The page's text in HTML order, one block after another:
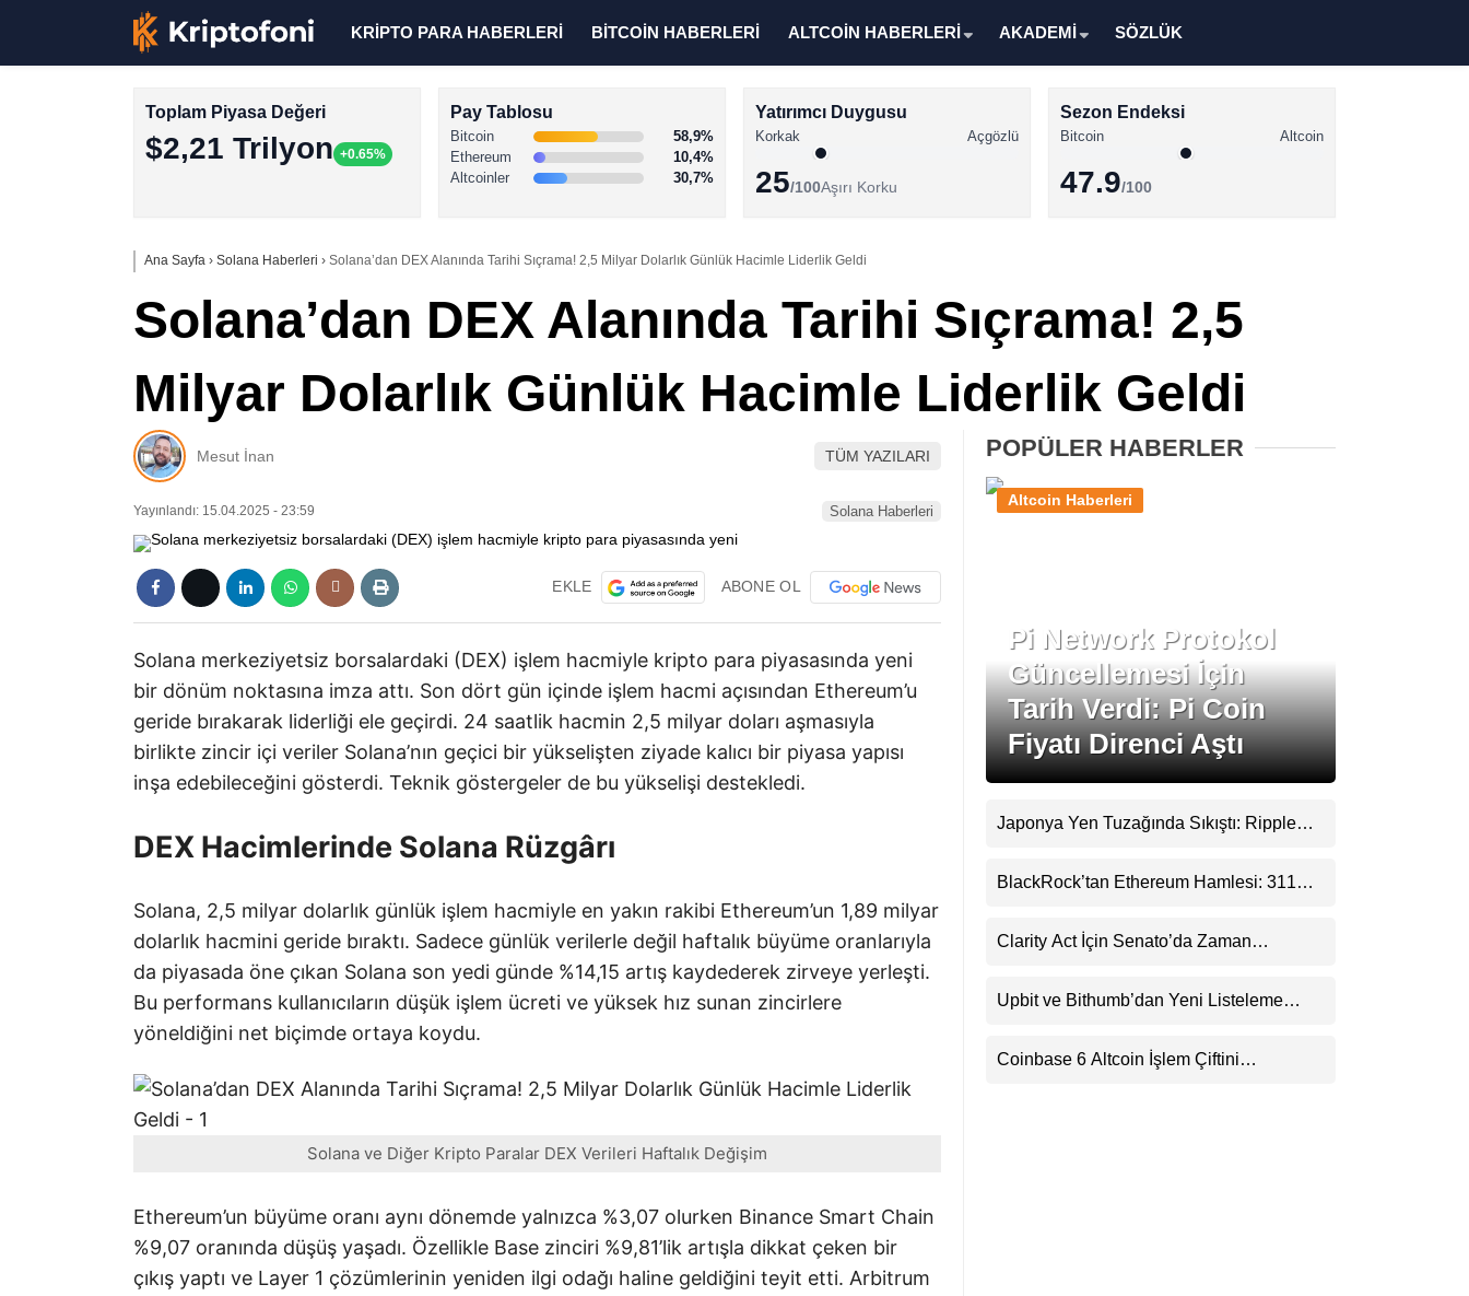
Altcoin Haberleri
Solana Haberleri
XRP Haberleri
KRİPTO PARA HABERLERİ BİTCOİN HABERLERİ ALTCOİN HABERLERİ AKADEMİ SÖZLÜK
Toplam Piyasa Değeri
$2,21 Trilyon +0.65%
Pay Tablosu
Bitcoin
58,9%
Ethereum
10,4%
Altcoinler
30,7%
Yatırımcı Duygusu
Korkak Açgözlü
25/100Aşırı Korku
Sezon Endeksi
Bitcoin Altcoin
47.9/100
Ana Sayfa › Solana Haberleri › Solana’dan DEX Alanında Tarihi Sıçrama! 2,5 Milyar Dolarlık Günlük Hacimle Liderlik Geldi
Solana’dan DEX Alanında Tarihi Sıçrama! 2,5
Milyar Dolarlık Günlük Hacimle Liderlik Geldi
Mesut İnan TÜM YAZILARI
Yayınlandı: 15.04.2025 - 23:59 Solana Haberleri
EKLE ABONE OL
Solana merkeziyetsiz borsalardaki (DEX) işlem hacmiyle kripto para piyasasında yeni
bir dönüm noktasına imza attı. Son dört gün içinde işlem hacmi açısından Ethereum’u
geride bırakarak liderliği ele geçirdi. 24 saatlik hacmin 2,5 milyar doları aşmasıyla
birlikte zincir içi veriler Solana’nın geçici bir yükselişten ziyade kalıcı bir piyasa yapısı
inşa edebileceğini gösterdi. Teknik göstergeler de bu yükselişi destekledi.
DEX Hacimlerinde Solana Rüzgârı
Solana, 2,5 milyar dolarlık günlük işlem hacmiyle en yakın rakibi Ethereum’un 1,89 milyar
dolarlık hacmini geride bıraktı. Sadece günlük verilerle değil haftalık büyüme oranlarıyla
da piyasada öne çıkan Solana son yedi günde %14,15 artış kaydederek zirveye yerleşti.
Bu performans kullanıcıların düşük işlem ücreti ve yüksek hız sunan zincirlere
yöneldiğini net biçimde ortaya koydu.
Solana ve Diğer Kripto Paralar DEX Verileri Haftalık Değişim
Ethereum’un büyüme oranı aynı dönemde yalnızca %3,07 olurken Binance Smart Chain
%9,07 oranında düşüş yaşadı. Özellikle Base zinciri %9,81’lik artışla dikkat çeken bir
çıkış yaptı ve Layer 1 çözümlerinin yeniden ilgi odağı haline geldiğini teyit etti. Arbitrum
POPÜLER HABERLER
Pi Network Protokol
Güncellemesi İçin
Tarih Verdi: Pi Coin
Fiyatı Direnci Aştı
Altcoin Haberleri
Japonya Yen Tuzağında Sıkıştı: Ripple
BlackRock’tan Ethereum Hamlesi: 311
Clarity Act İçin Senato’da Zaman
Upbit ve Bithumb’dan Yeni Listeleme
Geliyor
Coinbase 6 Altcoin İşlem Çiftini